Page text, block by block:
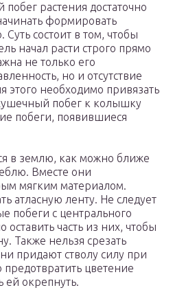
побег растения достаточно
формировать
состоит в том, чтобы
начал расти строго прямо
не только его
но и отсутствие
этого необходимо привязать
побег к колышку
побеги, появившиеся
в землю, как можно ближе
Вместе они
мягким материалом.
атласную ленту. Не следует
побеги с центрального
оставить часть из них, чтобы
Также нельзя срезать
придают стволу силу при
цветение
ей окрепнуть.